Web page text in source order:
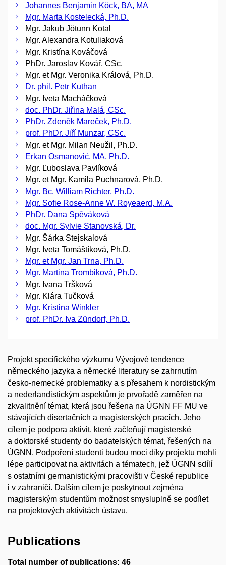
Johannes Benjamin Köck, BA, MA
Mgr. Marta Kostelecká, Ph.D.
Mgr. Jakub Jötunn Kotal
Mgr. Alexandra Kotuliaková
Mgr. Kristína Kováčová
PhDr. Jaroslav Kovář, CSc.
Mgr. et Mgr. Veronika Králová, Ph.D.
Dr. phil. Petr Kuthan
Mgr. Iveta Macháčková
doc. PhDr. Jiřina Malá, CSc.
PhDr. Zdeněk Mareček, Ph.D.
prof. PhDr. Jiří Munzar, CSc.
Mgr. et Mgr. Milan Neužil, Ph.D.
Erkan Osmanović, MA, Ph.D.
Mgr. Ľuboslava Pavlíková
Mgr. et Mgr. Kamila Puchnarová, Ph.D.
Mgr. Bc. William Richter, Ph.D.
Mgr. Sofie Rose-Anne W. Royeaerd, M.A.
PhDr. Dana Spěváková
doc. Mgr. Sylvie Stanovská, Dr.
Mgr. Šárka Stejskalová
Mgr. Iveta Tomáštíková, Ph.D.
Mgr. et Mgr. Jan Trna, Ph.D.
Mgr. Martina Trombiková, Ph.D.
Mgr. Ivana Tršková
Mgr. Klára Tučková
Mgr. Kristina Winkler
prof. PhDr. Iva Zündorf, Ph.D.
Projekt specifického výzkumu Vývojové tendence
německého jazyka a německé literatury se zahrnutím
česko-nemecké problematiky a s přesahem k nordistickým
a nederlandistickým aspektům je prvořadě zaměřen na
zkvalitnění témat, která jsou řešena na ÚGNN FF MU ve
stávajících disertačních a magisterských pracích. Jeho
cílem je podpora aktivit, které začleňují magisterské
a doktorské studenty do badatelských témat, řešených na
ÚGNN. Podpoření studenti budou moci díky projektu mohli
lépe participovat na aktivitách a tématech, jež ÚGNN sdílí
s ostatními germanistickými pracovišti v České republice
i v zahraničí. Dalším cílem je poskytnout zejména
magisterským studentům možnost smysluplně se podílet
na projektových aktivitách ústavu.
Publications
Total number of publications: 46